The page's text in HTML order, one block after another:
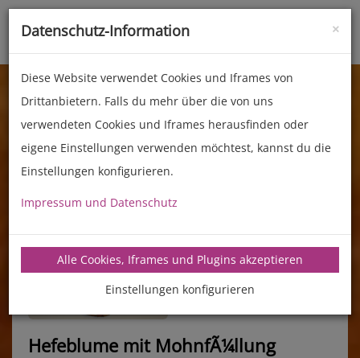
Toggle
Hefeblume mit MohnfÃ¼llung
×
Datenschutz-Information
Diese Website verwendet Cookies und Iframes von
Drittanbietern. Falls du mehr über die von uns
verwendeten Cookies und Iframes herausfinden oder
eigene Einstellungen verwenden möchtest, kannst du die
Einstellungen konfigurieren.
Impressum und Datenschutz
Alle Cookies, Iframes und Plugins akzeptieren
Einstellungen konfigurieren